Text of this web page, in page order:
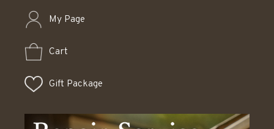
My Page
Cart
Gift Package